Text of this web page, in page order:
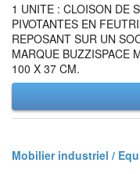
1 UNITE : CLOISON DE
PIVOTANTES EN
REPOSANT SUR UN
MARQUE BUZZISPACE
100 X 37 CM.
Mobilier industriel /